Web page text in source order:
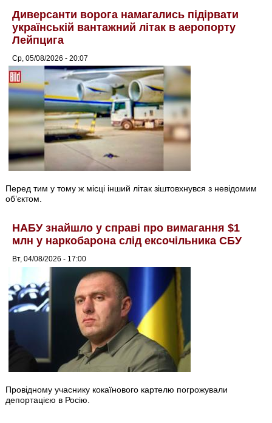
Диверсанти ворога намагались підірвати
українській вантажний літак в аеропорту
Лейпцига
Ср, 05/08/2026 - 20:07
Перед тим у тому ж місці інший літак зіштовхнувся з невідомим
об’єктом.
НАБУ знайшло у справі про вимагання $1
млн у наркобарона слід ексочільника СБУ
Вт, 04/08/2026 - 17:00
Провідному учаснику кокаїнового картелю погрожували
депортацією в Росію.